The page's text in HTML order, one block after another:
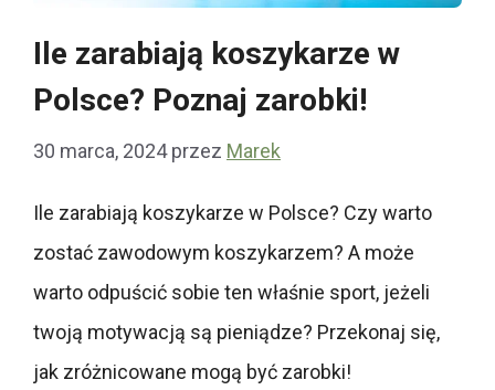
Ile zarabiają koszykarze w
Polsce? Poznaj zarobki!
30 marca, 2024 przez Marek
Ile zarabiają koszykarze w Polsce? Czy warto
zostać zawodowym koszykarzem? A może
warto odpuścić sobie ten właśnie sport, jeżeli
twoją motywacją są pieniądze? Przekonaj się,
jak zróżnicowane mogą być zarobki!